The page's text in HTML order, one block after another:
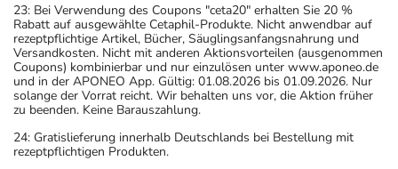
23: Bei Verwendung des Coupons "ceta20" erhalten Sie 20 %
Rabatt auf ausgewählte Cetaphil-Produkte. Nicht anwendbar auf
rezeptpflichtige Artikel, Bücher, Säuglingsanfangsnahrung und
Versandkosten. Nicht mit anderen Aktionsvorteilen (ausgenommen
Coupons) kombinierbar und nur einzulösen unter www.aponeo.de
und in der APONEO App. Gültig: 01.08.2026 bis 01.09.2026. Nur
solange der Vorrat reicht. Wir behalten uns vor, die Aktion früher
zu beenden. Keine Barauszahlung.
24: Gratislieferung innerhalb Deutschlands bei Bestellung mit
rezeptpflichtigen Produkten.